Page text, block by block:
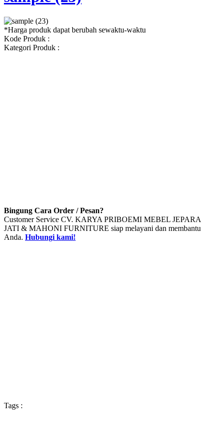
*Harga produk dapat berubah sewaktu-waktu
Kode Produk :
Kategori Produk :
Bingung Cara Order / Pesan?
Customer Service CV. KARYA PRIBOEMI MEBEL JEPARA
JATI & MAHONI FURNITURE siap melayani dan membantu
Anda. Hubungi kami!
Tags :